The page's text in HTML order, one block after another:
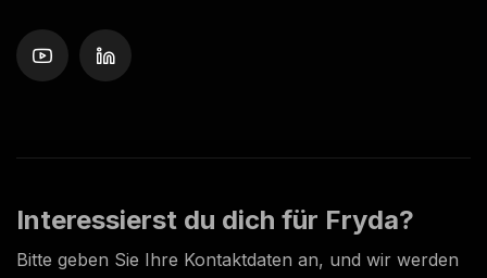
Interessierst du dich für Fryda?
Bitte geben Sie Ihre Kontaktdaten an, und wir werden